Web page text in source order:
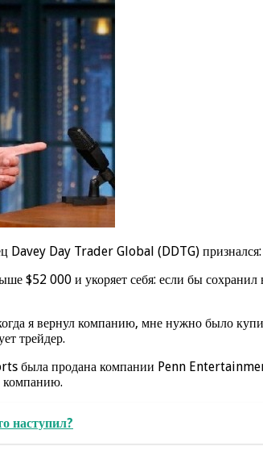
Day Trader Global (DDTG) признался:
$52 000 и укоряет себя: если бы
я вернул компанию, мне нужно было
трейдер.
была продана компании Penn
компанию.
наступил?